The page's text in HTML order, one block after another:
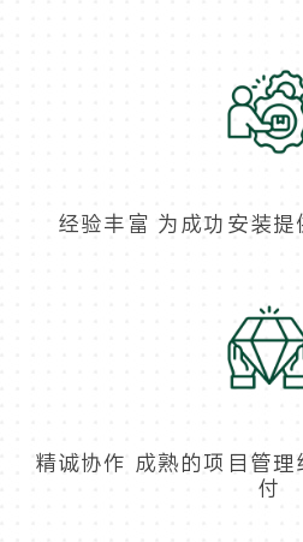
经验丰富 为成功安装
精诚协作 成熟的项目管
付